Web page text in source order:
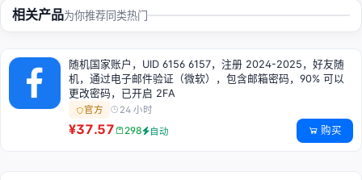
相关产品为你推荐同类热门
随机国家账户，UID 6156 6157，注册 2024-2025，好友随
机，通过电子邮件验证（微软），包含邮箱密码，90% 可以
更改密码，已开启 2FA
官方 24 小时
¥37.57 298 自动 购买